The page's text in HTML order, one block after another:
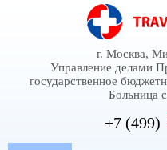
г. Москва,
Управление делами
государственное
Больница
+7 (499)